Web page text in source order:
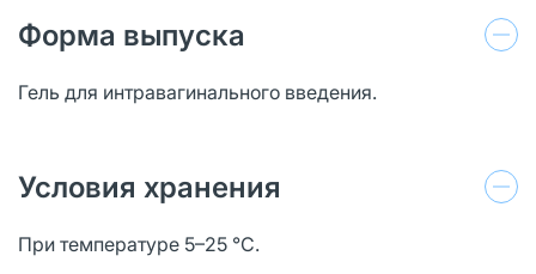
Форма выпуска
Гель для интравагинального введения.
Условия хранения
При температуре 5–25 °C.